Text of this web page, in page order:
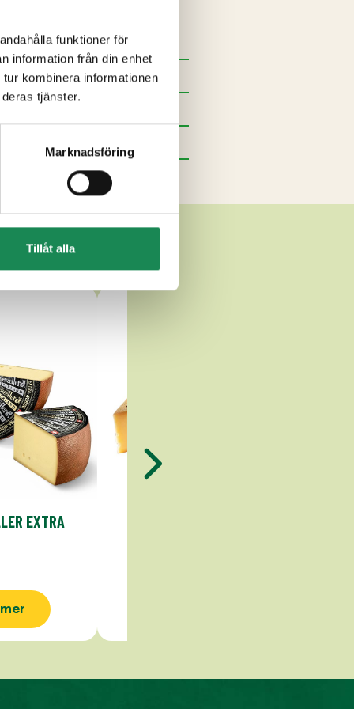
funktioner för
information från din enhet
kombinera informationen
tjänster.
Marknadsföring
Tillåt alla
EXTRA